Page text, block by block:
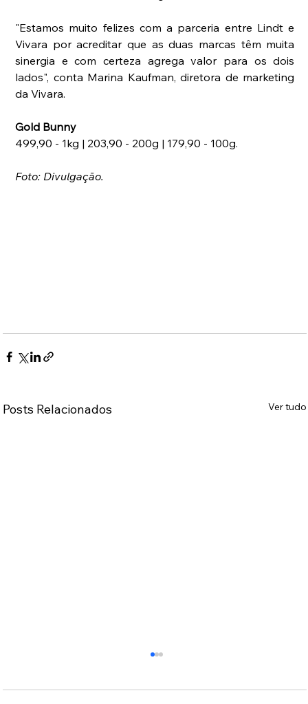
"Estamos muito felizes com a parceria entre Lindt e
Vivara por acreditar que as duas marcas têm muita
sinergia e com certeza agrega valor para os dois
lados", conta Marina Kaufman, diretora de marketing
da Vivara.
Gold Bunny
499,90 - 1kg | 203,90 - 200g | 179,90 - 100g.
Foto: Divulgação.
Posts Relacionados Ver tudo